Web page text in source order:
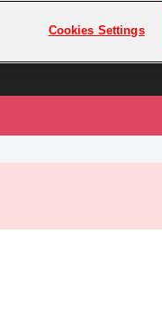
プレミアム会員とは
Cookies Settings